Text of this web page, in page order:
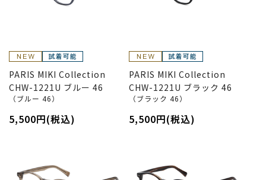
PARIS MIKI Collection
CHW-1221U ブルー 46
（ブルー 46）
5,500円(税込)
PARIS MIKI Collection
CHW-1221U ブラック 46
（ブラック 46）
5,500円(税込)